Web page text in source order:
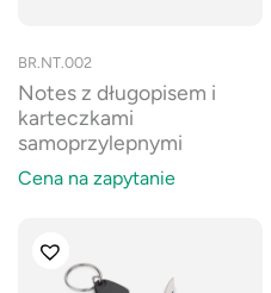
BR.NT.002
Notes z długopisem i
karteczkami
samoprzylepnymi
Cena na zapytanie